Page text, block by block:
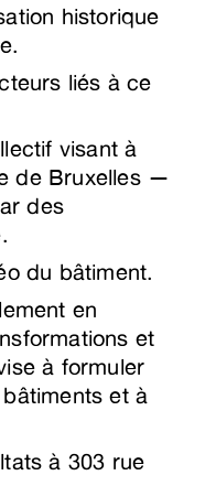
historique
liés à ce
visant à
de Bruxelles —
des
du bâtiment.
en
et
à formuler
et à
à 303 rue